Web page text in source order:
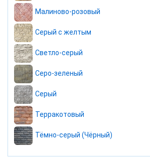
Малиново-розовый
Серый с желтым
Светло-серый
Серо-зеленый
Серый
Терракотовый
Тёмно-серый (Чёрный)